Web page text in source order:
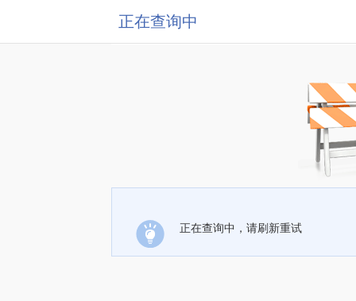
正在查询中
正在查询中，请刷新重试